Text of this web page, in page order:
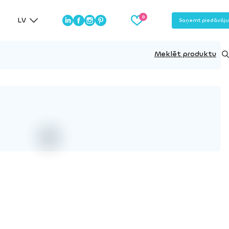
LV Saņemt
Meklēt produktu